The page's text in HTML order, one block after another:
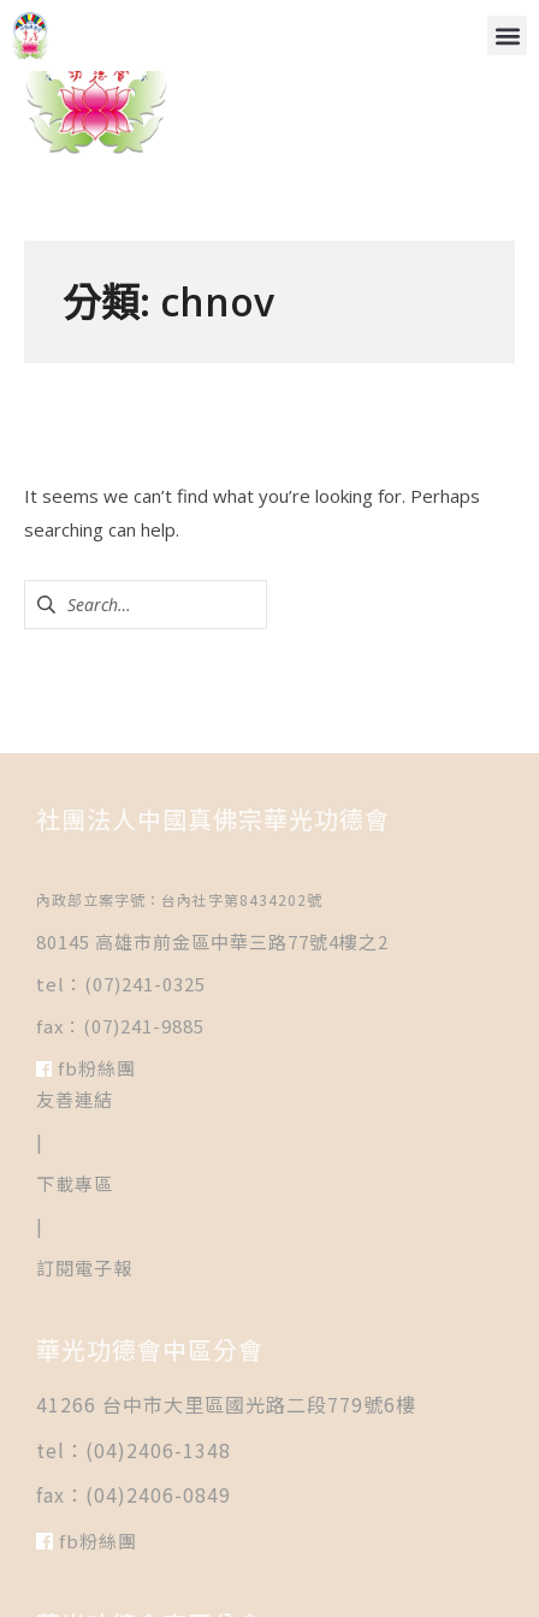
分類: chnov
It seems we can’t find what you’re looking for. Perhaps
searching can help.
社團法人中國真佛宗華光功德會
內政部立案字號：台內社字第8434202號
80145 高雄市前金區中華三路77號4樓之2
tel：(07)241-0325
fax：(07)241-9885
fb粉絲團
友善連結
|
下載專區
|
訂閱電子報
華光功德會中區分會
41266 台中市大里區國光路二段779號6樓
tel：(04)2406-1348
fax：(04)2406-0849
fb粉絲團